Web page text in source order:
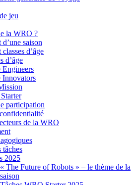
jeu
la WRO ?
saison
d’âge
d’âge
Engineers
Innovators
participation
de la WRO
tâches
2025
« The Future of Robots » – le thème de la
saison